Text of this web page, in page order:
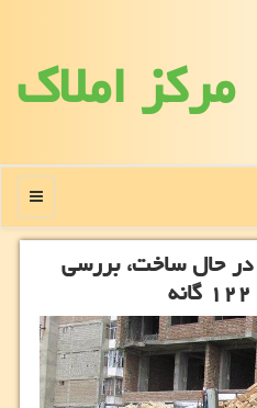
مركز املاك
منو
ساختمان در حال ساخت، بررسی